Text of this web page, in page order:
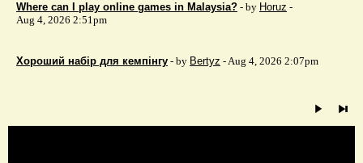
Where can I play online games in Malaysia? - by Horuz -
Aug 4, 2026 2:51pm
Хороший набір для кемпінгу - by Bertyz - Aug 4, 2026 2:07pm